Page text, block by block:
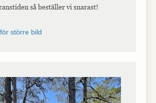
så beställer vi snarast!
större bild